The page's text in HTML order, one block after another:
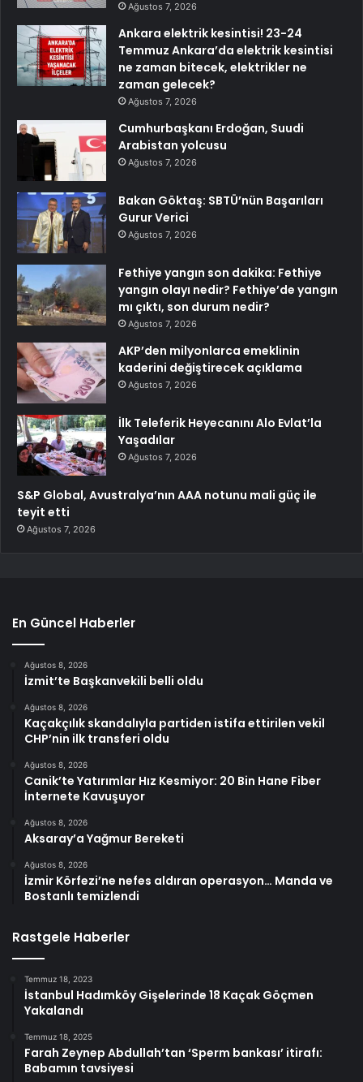
Ağustos 7, 2026
Ankara elektrik kesintisi! 23-24
Temmuz Ankara’da elektrik kesintisi
ne zaman bitecek, elektrikler ne
zaman gelecek?
Ağustos 7, 2026
Cumhurbaşkanı Erdoğan, Suudi
Arabistan yolcusu
Ağustos 7, 2026
Bakan Göktaş: SBTÜ’nün Başarıları
Gurur Verici
Ağustos 7, 2026
Fethiye yangın son dakika: Fethiye
yangın olayı nedir? Fethiye’de yangın
mı çıktı, son durum nedir?
Ağustos 7, 2026
AKP’den milyonlarca emeklinin
kaderini değiştirecek açıklama
Ağustos 7, 2026
İlk Teleferik Heyecanını Alo Evlat’la
Yaşadılar
Ağustos 7, 2026
S&P Global, Avustralya’nın AAA notunu mali güç ile
teyit etti
Ağustos 7, 2026
En Güncel Haberler
Ağustos 8, 2026
İzmit’te Başkanvekili belli oldu
Ağustos 8, 2026
Kaçakçılık skandalıyla partiden istifa ettirilen vekil
CHP’nin ilk transferi oldu
Ağustos 8, 2026
Canik’te Yatırımlar Hız Kesmiyor: 20 Bin Hane Fiber
İnternete Kavuşuyor
Ağustos 8, 2026
Aksaray’a Yağmur Bereketi
Ağustos 8, 2026
İzmir Körfezi’ne nefes aldıran operasyon… Manda ve
Bostanlı temizlendi
Rastgele Haberler
Temmuz 18, 2023
İstanbul Hadımköy Gişelerinde 18 Kaçak Göçmen
Yakalandı
Temmuz 18, 2025
Farah Zeynep Abdullah’tan ‘Sperm bankası’ itirafı:
Babamın tavsiyesi